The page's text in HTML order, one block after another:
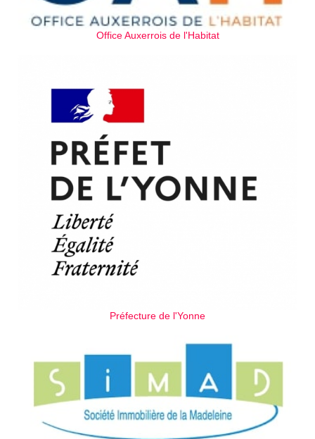
Office Auxerrois de l'Habitat
Préfecture de l'Yonne